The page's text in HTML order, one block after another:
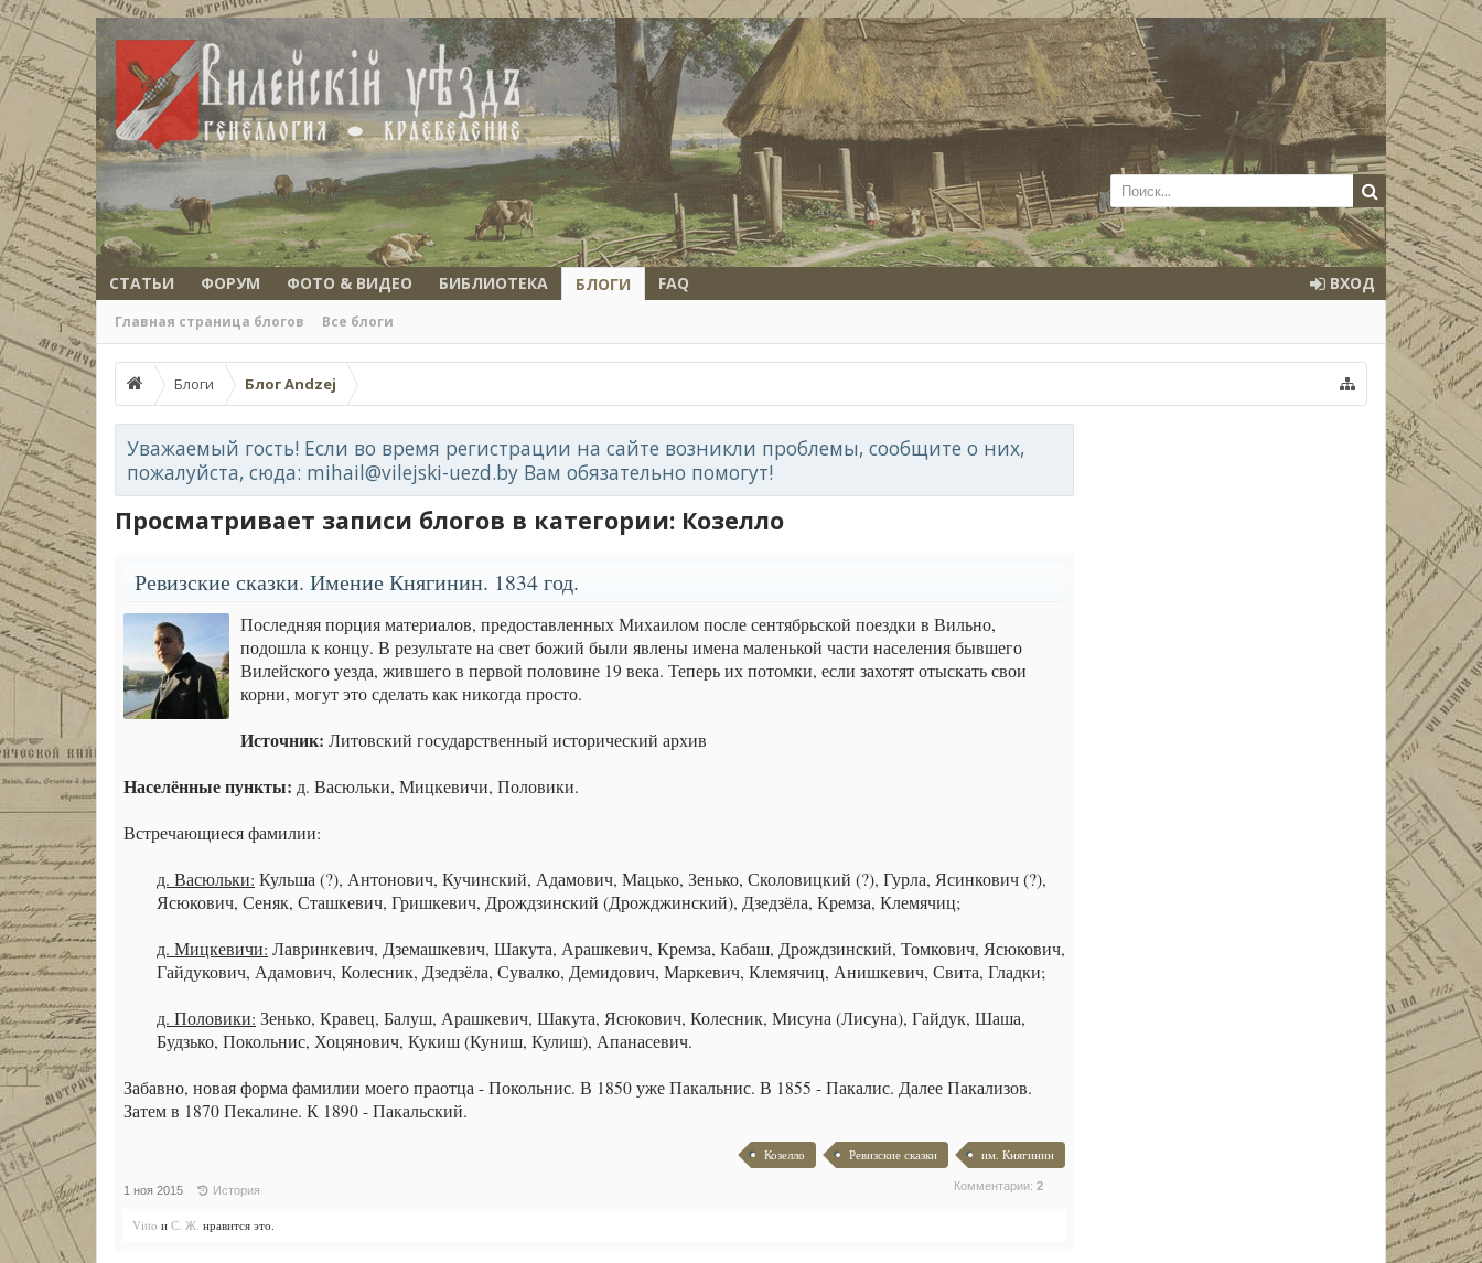
СТАТЬИ ФОРУМ ФОТО & ВИДЕО БИБЛИОТЕКА БЛОГИ
Главная страница блогов Все блоги
FAQ ВХОД
Блоги Блог Andzej
Уважаемый гость! Если во время регистрации на сайте возникли проблемы, сообщите о них,
пожалуйста, сюда: mihail@vilejski-uezd.by Вам обязательно помогут!
Просматривает записи блогов в категории: Козелло
Ревизские сказки. Имение Княгинин. 1834 год.
Последняя порция материалов, предоставленных Михаилом после сентябрьской поездки в Вильно,
подошла к концу. В результате на свет божий были явлены имена маленькой части населения бывшего
Вилейского уезда, жившего в первой половине 19 века. Теперь их потомки, если захотят отыскать свои
корни, могут это сделать как никогда просто.
Источник: Литовский государственный исторический архив
Населённые пункты: д. Васюльки, Мицкевичи, Половики.
Встречающиеся фамилии:
д. Васюльки: Кульша (?), Антонович, Кучинский, Адамович, Мацько, Зенько, Сколовицкий (?), Гурла, Ясинкович (?),
Ясюкович, Сеняк, Сташкевич, Гришкевич, Дрождзинский (Дрожджинский), Дзедзёла, Кремза, Клемячиц;
д. Мицкевичи: Лавринкевич, Дземашкевич, Шакута, Арашкевич, Кремза, Кабаш, Дрождзинский, Томкович, Ясюкович,
Гайдукович, Адамович, Колесник, Дзедзёла, Сувалко, Демидович, Маркевич, Клемячиц, Анишкевич, Свита, Гладки;
д. Половики: Зенько, Кравец, Балуш, Арашкевич, Шакута, Ясюкович, Колесник, Мисуна (Лисуна), Гайдук, Шаша,
Будзько, Покольнис, Хоцянович, Кукиш (Куниш, Кулиш), Апанасевич.
Забавно, новая форма фамилии моего праотца - Покольнис. В 1850 уже Пакальнис. В 1855 - Пакалис. Далее Пакализов.
Затем в 1870 Пекалине. К 1890 - Пакальский.
Козелло Ревизские сказки им. Княгинин
Комментарии: 2
1 ноя 2015 История
Vitto и С. Ж. нравится это.